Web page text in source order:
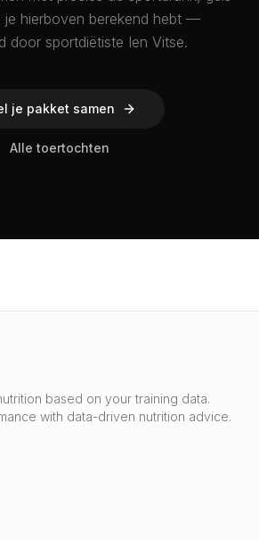
je hierboven berekend hebt —
door sportdiëtiste Ien Vitse.
je pakket samen
Alle toertochten
based on your training data.
with data-driven nutrition advice.